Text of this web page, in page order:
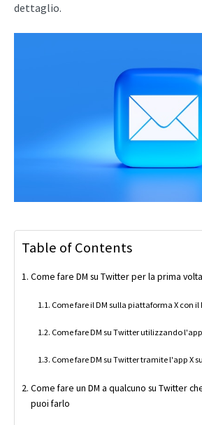
dettaglio.
Table of Contents
Come fare DM su Twitter per la prima
Come fare il DM sulla piattaforma X con il
Come fare DM su Twitter utilizzando
Come fare DM su Twitter tramite l'app X
Come fare un DM a qualcuno su Twitter
puoi farlo